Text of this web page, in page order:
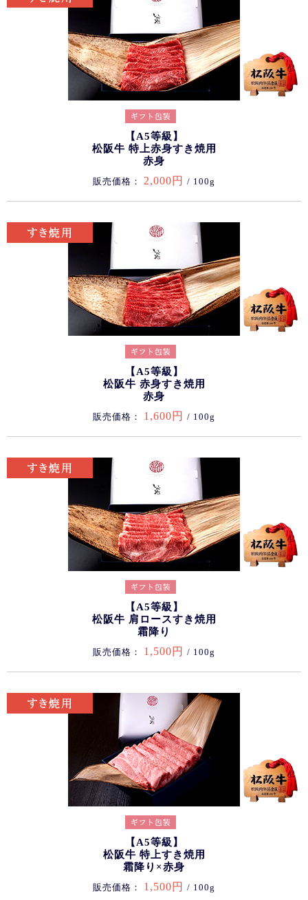
【A5等級】
松阪牛 特上赤身すき焼用
赤身
販売価格： 2,000円 / 100g
【A5等級】
松阪牛 赤身すき焼用
赤身
販売価格： 1,600円 / 100g
【A5等級】
松阪牛 肩ロースすき焼用
霜降り
販売価格： 1,500円 / 100g
【A5等級】
松阪牛 特上すき焼用
霜降り×赤身
販売価格： 1,500円 / 100g